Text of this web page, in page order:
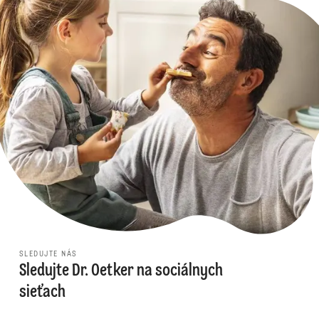
SLEDUJTE NÁS
Sledujte Dr. Oetker na sociálnych
sieťach